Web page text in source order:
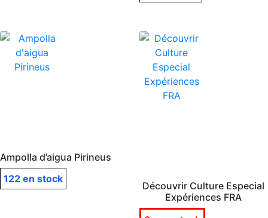
Ampolla d’aigua Pirineus
122 en stock
Découvrir Culture Especial
Expériences FRA